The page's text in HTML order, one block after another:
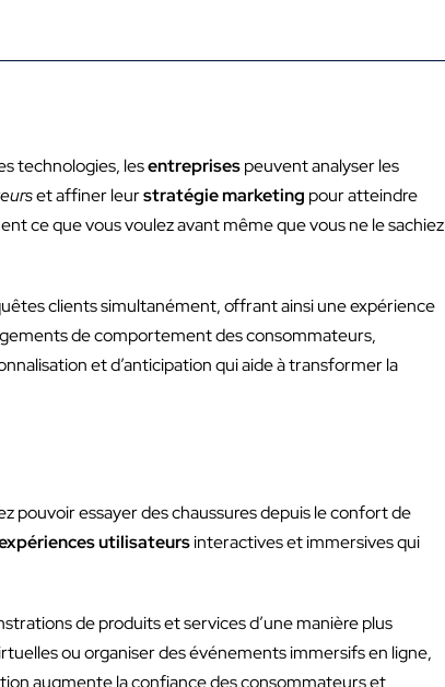
technologies, lesentreprisespeuvent analyser les
et affiner leurstratégie marketing pour atteindre
ce que vous voulez avant même que vous ne le sachiez
clients simultanément, offrant ainsi une expérience
de comportement des consommateurs,
et d’anticipation qui aide à transformer la
pouvoir essayer des chaussures depuis le confort de
utilisateursinteractives et immersives qui
de produits et services d’une manière plus
ou organiser des événements immersifs en ligne,
augmente la confiance des consommateurs et